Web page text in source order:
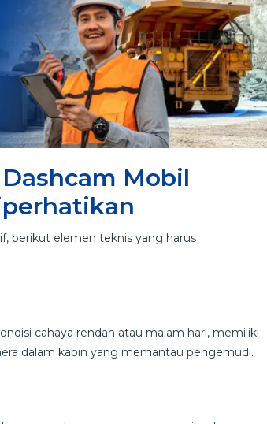
Mobil
berikut elemen teknis yang harus
cahaya rendah atau malam hari, memiliki
dalam kabin yang memantau pengemudi.